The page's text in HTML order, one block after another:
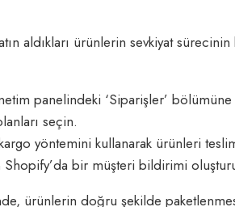
aldıkları ürünlerin sevkiyat
panelindeki ‘Siparişler’
seçin.
yöntemini kullanarak ürünleri teslim
Shopify’da bir müşteri bildirimi
ürünlerin doğru şekilde